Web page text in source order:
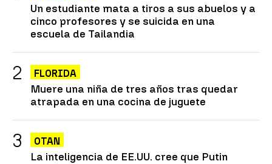
Un estudiante mata a tiros a sus abuelos y a
cinco profesores y se suicida en una
escuela de Tailandia
FLORIDA
Muere una niña de tres años tras quedar
atrapada en una cocina de juguete
OTAN
La inteligencia de EE.UU. cree que Putin